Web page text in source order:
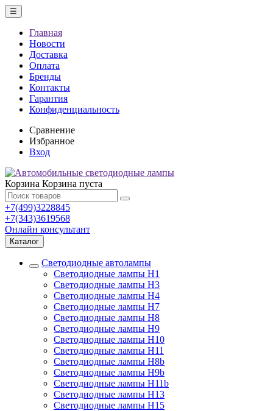
☰
Главная
Новости
Доставка
Оплата
Бренды
Контакты
Гарантия
Конфиденциальность
Сравнение
Избранное
Вход
Корзина Корзина пуста
+7(499)3228845
+7(343)3619568
Онлайн консультант
Каталог
Светодиодные автолампы
Светодиодные лампы H1
Светодиодные лампы H3
Светодиодные лампы H4
Светодиодные лампы H7
Светодиодные лампы H8
Светодиодные лампы H9
Светодиодные лампы H10
Светодиодные лампы H11
Светодиодные лампы H8b
Светодиодные лампы H9b
Светодиодные лампы H11b
Светодиодные лампы H13
Светодиодные лампы H15